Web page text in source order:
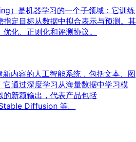
）是机器学习的一个子领域：它训练
指定目标从数据中拟合表示与预测。其
化、正则化和评测协议。
内容的人工智能系统，包括文本、图
通过深度学习从海量数据中学习模
新颖输出，代表产品包括
Diffusion 等。